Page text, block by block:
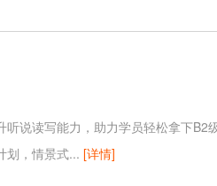
说读写能力，助力学员轻松拿下B2
划，情景式... [详情]